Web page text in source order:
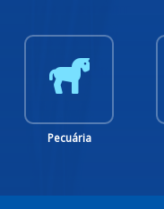
Identificação de
Pecuária